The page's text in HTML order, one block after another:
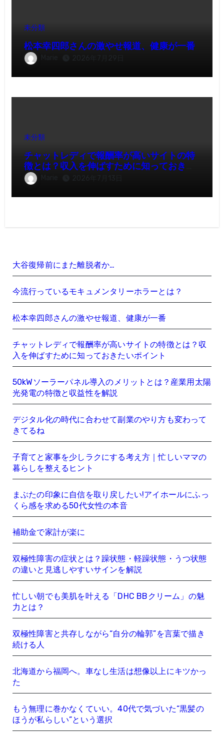
未分類
松本幸四郎さんの激やせ報道、健康が一番
Marie 2026年7月29日
未分類
チャットレディで報酬率が高いサイトの特
徴とは？収入を伸ばすために知っておきた
いポイント
Marie 2026年7月13日
大谷復帰前にまた離脱者か…
今流行っているモキュメンタリーホラーとは？
松本幸四郎さんの激やせ報道、健康が一番
チャットレディで報酬率が高いサイトの特徴とは？収
入を伸ばすために知っておきたいポイント
50kWソーラーパネル導入のメリットとは？産業用太陽
光発電の特徴と収益性を解説
デジタル化の時代に合わせて副業のやり方も変わって
きてるね
子育てと家事を少しラクにする考え方｜忙しいママの
暮らしを整えるヒント
まぶたの印象に自信を取り戻したい!アイホールにふっ
くら感を求める50代女性の本音
補助金で家計が楽に
双極性障害の症状とは？躁状態・軽躁状態・うつ状態
の違いと見逃しやすいサインを解説
忙しい朝でも美肌を叶える「DHC BBクリーム」の魅
力とは？
双極性障害と共存しながら“自分の輪郭”を言葉で描き
続ける人
北海道から福岡へ。車なし生活は想像以上にキツかっ
た
もう無理に巻かなくていい。40代で気づいた“黒髪の
ほうが私らしい”という選択